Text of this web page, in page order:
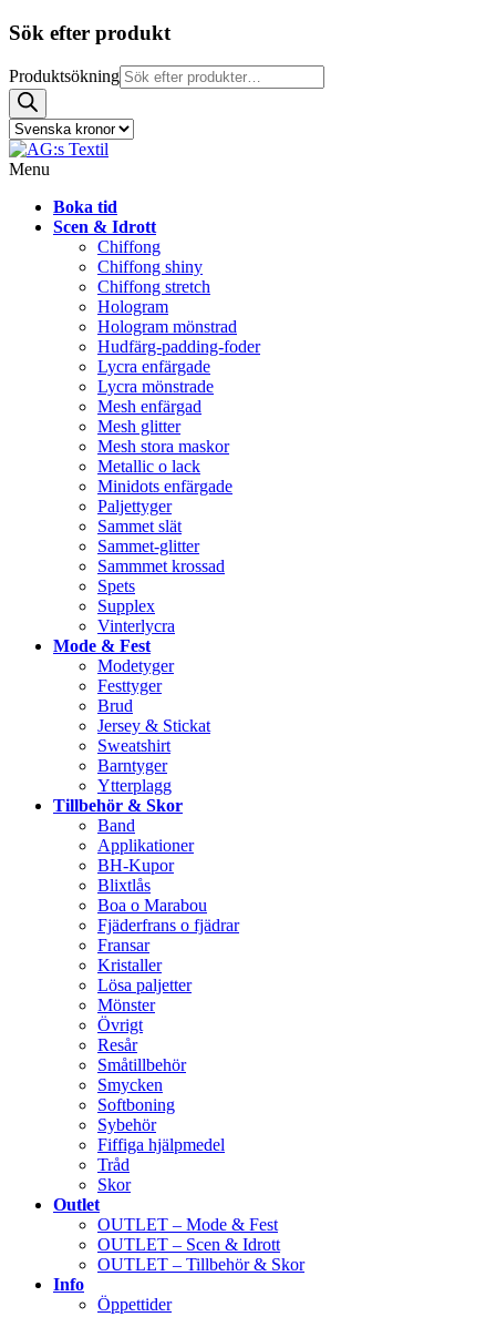
Sök efter produkt
Produktsökning
Menu
Boka tid
Scen & Idrott
Chiffong
Chiffong shiny
Chiffong stretch
Hologram
Hologram mönstrad
Hudfärg-padding-foder
Lycra enfärgade
Lycra mönstrade
Mesh enfärgad
Mesh glitter
Mesh stora maskor
Metallic o lack
Minidots enfärgade
Paljettyger
Sammet slät
Sammet-glitter
Sammmet krossad
Spets
Supplex
Vinterlycra
Mode & Fest
Modetyger
Festtyger
Brud
Jersey & Stickat
Sweatshirt
Barntyger
Ytterplagg
Tillbehör & Skor
Band
Applikationer
BH-Kupor
Blixtlås
Boa o Marabou
Fjäderfrans o fjädrar
Fransar
Kristaller
Lösa paljetter
Mönster
Övrigt
Resår
Småtillbehör
Smycken
Softboning
Sybehör
Fiffiga hjälpmedel
Tråd
Skor
Outlet
OUTLET – Mode & Fest
OUTLET – Scen & Idrott
OUTLET – Tillbehör & Skor
Info
Öppettider